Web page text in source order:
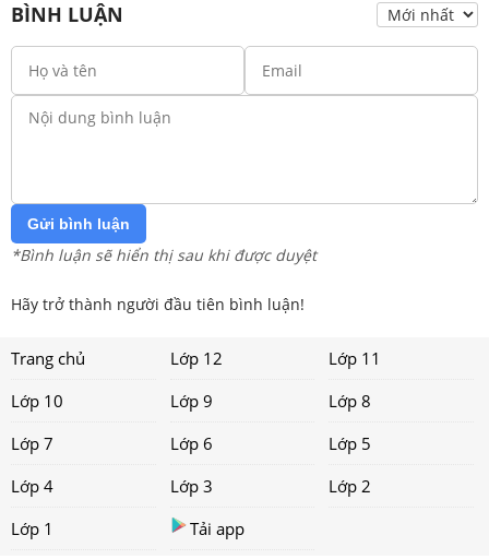
BÌNH LUẬN
Gửi bình luận
*Bình luận sẽ hiển thị sau khi được duyệt
Hãy trở thành người đầu tiên bình luận!
Trang chủ Lớp 12
Lớp 11
Lớp 10
Lớp 9
Lớp 8
Lớp 7
Lớp 6
Lớp 5
Lớp 4
Lớp 3
Lớp 2
Lớp 1
Tải app